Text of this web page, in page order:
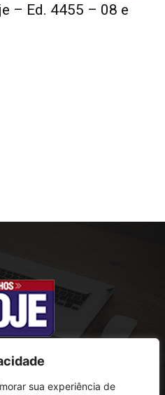
sua experiência de
– Ed. 4455 – 08 e
NÓS